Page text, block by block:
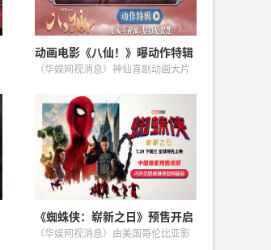
动画电影《八仙！》曝动作特辑
苏杭黄成希强强联手铸就超燃打
戏
（华娱网视消息）神仙喜剧动画大片
影片特邀武术指导苏杭、黄成希联手
打造影片武打戏份，幕后创作思路首
次公开！电影《八仙！》由牟正洋
担...
《蜘蛛侠：崭新之日》预售开启
内外交困之下蜘蛛侠如何破局重
生
（华娱网视消息）由美国哥伦比亚影